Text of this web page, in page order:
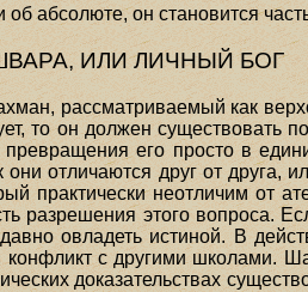
абсолюте, он становится
ИЛИ ЛИЧНЫЙ БОГ
рассматриваемый как
то он должен существовать
его просто в
они отличаются друг от друга,
практически неотличим от
разрешения этого вопроса.
овладеть истиной. В
конфликт с другими школами.
доказательствах